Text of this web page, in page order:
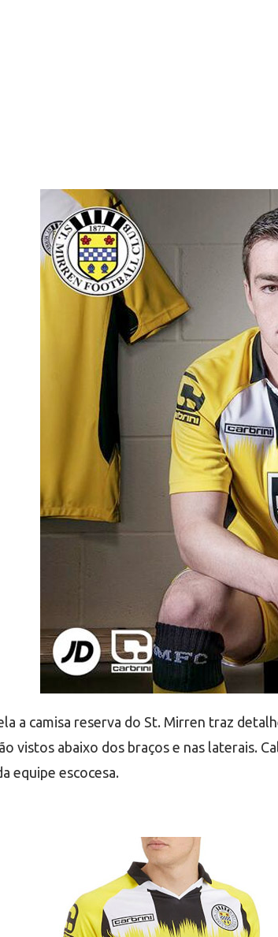
a camisa reserva do St. Mirren traz
vistos abaixo dos braços e nas laterais.
equipe escocesa.